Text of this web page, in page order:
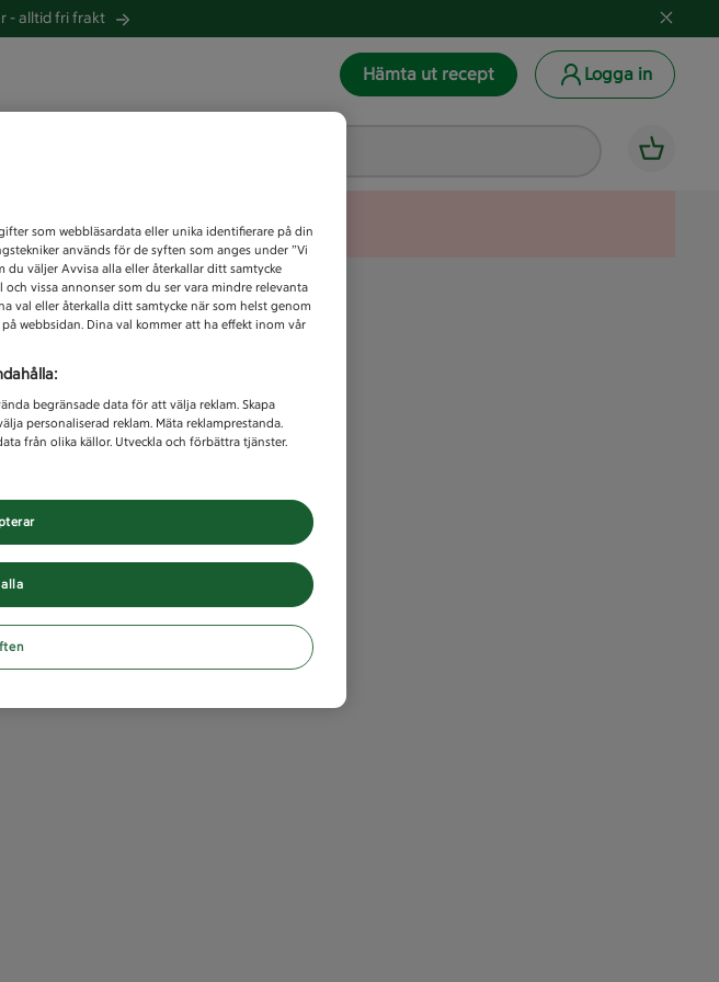
-alltid fri frakt
Hämta ut recept Logga in
Unknown error
som webbläsardata eller unika identifierare på din
används för de syften som anges under ”Vi
väljer Avvisa alla eller återkallar ditt samtycke
vissa annonser som du ser vara mindre relevanta
val eller återkalla ditt samtycke när som helst genom
webbsidan. Dina val kommer att ha effekt inom vår
begränsade data för att välja reklam. Skapa
personaliserad reklam. Mäta reklamprestanda.
från olika källor. Utveckla och förbättra tjänster.